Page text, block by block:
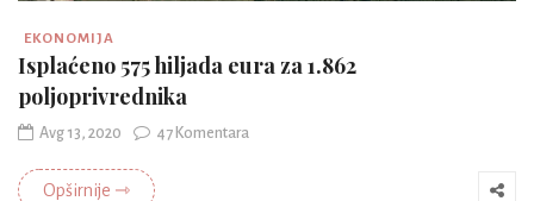
EKONOMIJA
Isplaćeno 575 hiljada eura za 1.862
poljoprivrednika
Avg 13, 2020 47 Komentara
Opširnije ⇾